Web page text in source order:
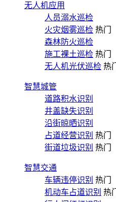
无人机应用
人员溺水巡检
火灾烟雾巡检 热门
森林防火巡检
施工裸土巡检 热门
无人机光伏巡检 热门
智慧城管
道路积水识别
井盖缺失识别
沿街晾晒识别
占道经营识别 热门
街道垃圾识别 热门
智慧交通
车辆违停识别 热门
机动车占道识别 热门